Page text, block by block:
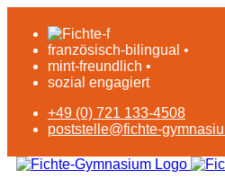
französisch-bilingual •
mint-freundlich •
sozial engagiert
+49 (0) 721 133-4508
poststelle@fichte-